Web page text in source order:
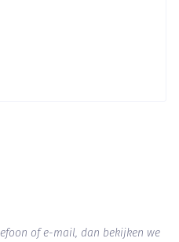
of e-mail, dan bekijken we